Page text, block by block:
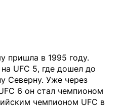
пришла в 1995 году.
UFC 5, где дошел до
Северну. Уже через
6 он стал чемпионом
чемпионом UFC в